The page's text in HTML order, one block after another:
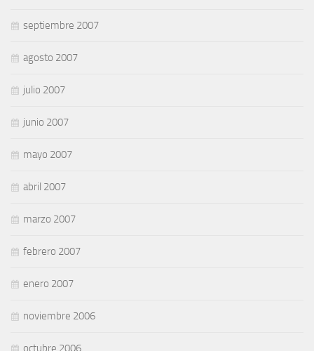
septiembre 2007
agosto 2007
julio 2007
junio 2007
mayo 2007
abril 2007
marzo 2007
febrero 2007
enero 2007
noviembre 2006
octubre 2006